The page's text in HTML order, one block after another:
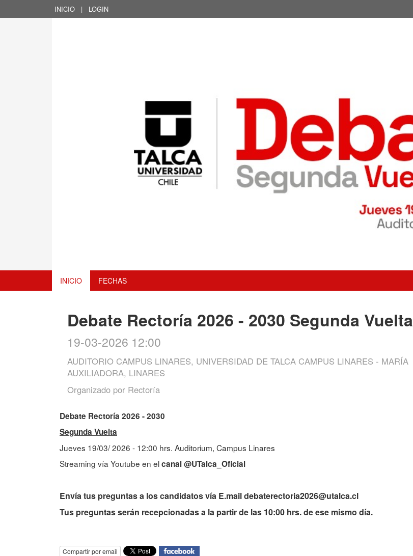
INICIO | LOGIN
INICIO FECHAS
Debate Rectoría 2026 - 2030 Segunda Vuelta
19-03-2026 12:00
AUDITORIO CAMPUS LINARES, UNIVERSIDAD DE TALCA CAMPUS LINARES - MARÍA
AUXILIADORA, LINARES
Organizado por Rectoría
Debate Rectoría 2026 - 2030
Segunda Vuelta
Jueves 19/03/ 2026 - 12:00 hrs. Auditorium, Campus Linares
Streaming vía Youtube en elcanal @UTalca_Oficial
Envía tus preguntas a los candidatos vía E.mail debaterectoria2026@utalca.cl
Tus preguntas serán recepcionadas a la partir de las 10:00 hrs. de ese mismo día.
Compartir por email